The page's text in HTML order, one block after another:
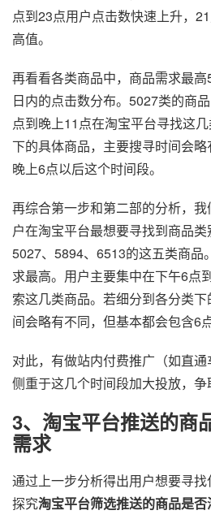
点到23点用户点击数快速上升，
高值。
再看看各类商品中，商品需求最
日内的点击数分布。5027类的商
点到晚上11点在淘宝平台寻找这
下的具体商品，主要搜寻时间会
晚上6点以后这个时间段。
再综合第一步和第二部的分析，
户在淘宝平台最想要寻找到商品类
5027、5894、6513的这五类商品
求最高。用户主要集中在下午6点
索这几类商品。若细分到各分类
间会略有不同，但基本都会包含6
对此，有做站内付费推广（如直
侧重于这几个时间段加大投放，争
3、淘宝平台推送的商
需求
通过上一步分析得出用户想要寻
探究淘宝平台筛选推送的商品是